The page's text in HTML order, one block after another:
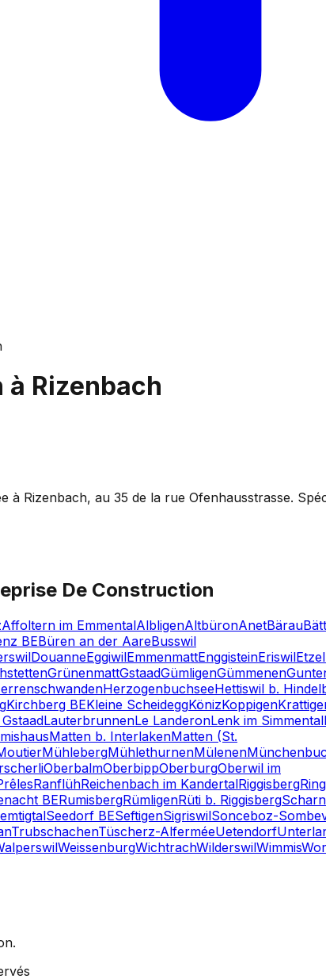
à Rizenbach
à Rizenbach, au 35 de la rue Ofenhausstrasse.
De Construction
Affoltern im EmmentalAlbligenAltbüronAnetBärau
BEBüren an der AareBusswil
DouanneEggiwilEmmenmattEnggisteinEriswil
GrünenmattGstaadGümligenGümmenen
HerzogenbuchseeHettiswil b.
Kirchberg BEKleine ScheideggKönizKoppigen
LauterbrunnenLe LanderonLenk im Simmental
Matten b. InterlakenMatten (St.
MühlebergMühlethurnenMülenen
OberbalmOberbippOberburgOberwil im
RanflühReichenbach im KandertalRiggisberg
BERumisbergRümligenRüti b. Riggisberg
Seedorf BESeftigenSigriswilSonceboz-
TrubschachenTüscherz-AlferméeUetendorf
WeissenburgWichtrachWilderswilWimmis